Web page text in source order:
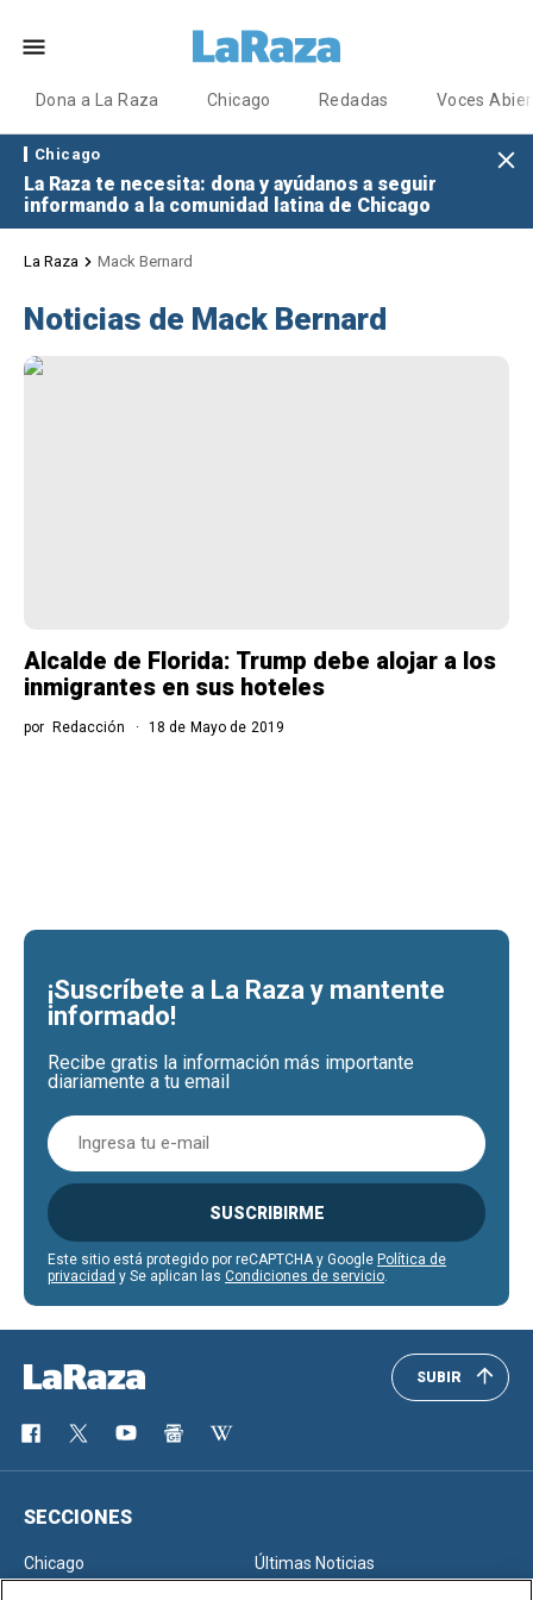
Dona a La Raza Chicago Redadas Voces
Chicago
La Raza te necesita: dona y ayúdanos a seguir
informando a la comunidad latina de Chicago
La Raza Mack Bernard
Noticias de Mack Bernard
Alcalde de Florida: Trump debe alojar a los
inmigrantes en sus hoteles
por Redacción 18 de Mayo de 2019
¡Suscríbete a La Raza y mantente
informado!
Recibe gratis la información más importante
diariamente a tu email
SUSCRIBIRME
Este sitio está protegido por reCAPTCHA y Google Política de
privacidad y Se aplican las Condiciones de servicio
SUBIR
SECCIONES
Chicago
Últimas Noticias